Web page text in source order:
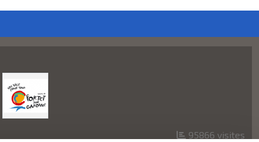
95866 visites